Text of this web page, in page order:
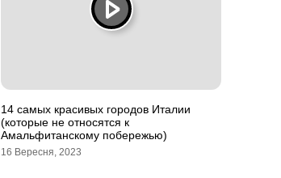
14 самых красивых городов Италии
(которые не относятся к
Амальфитанскому побережью)
16 Вересня, 2023